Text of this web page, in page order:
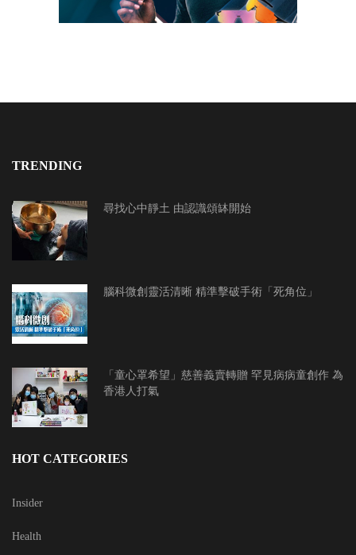
TRENDING
尋找心中靜土 由認識頌缽開始
腦科微創靈活清晰 精準擊破手術「死角位」
「童心罩希望」慈善義賣轉贈 罕見病病童創作 為
香港人打氣
HOT CATEGORIES
Insider
Health